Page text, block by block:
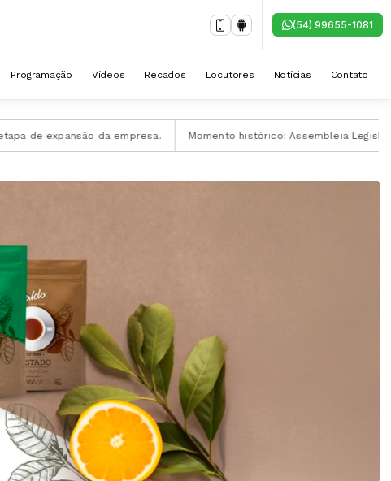
(54) 99655-1081
Programação Vídeos Recados Locutores Notícias Contato
da empresa. Momento histórico: Assembleia Legislativa